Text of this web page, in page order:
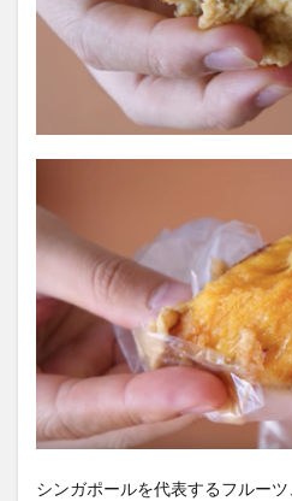
シンガポールを代表するフルー